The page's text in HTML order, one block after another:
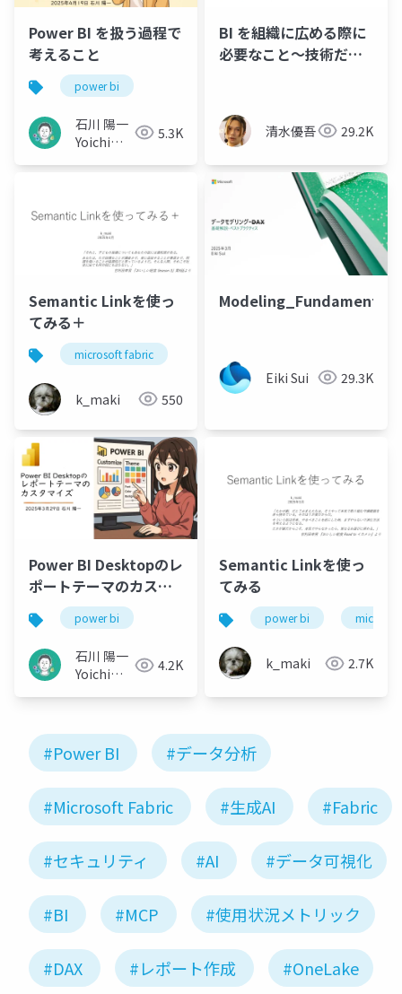
Power BI を扱う過程で
考えること
power bi
石川 陽一
Yoichi
5.3K
BI を組織に広める際に
必要なこと～技術だけ
清水優吾 29.2K
Semantic Linkを使っ
てみる＋
microsoft fabric
k_maki 550
Modeling_Fundamentals
Eiki Sui 29.3K
Power BI Desktopのレ
ポートテーマのカスタ
マイズpower bi
石川 陽一
Yoichi
4.2K
Semantic Linkを使っ
てみる
power bi
k_maki 2.7K
#Power BI #データ分析
#Microsoft Fabric #生成AI #Fabric
#セキュリティ #AI #データ可視化
#BI #MCP #使用状況メトリック
#DAX #レポート作成 #OneLake